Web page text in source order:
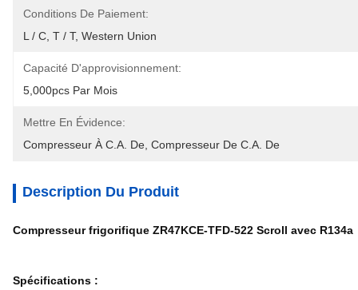
Conditions De Paiement:
L / C, T / T, Western Union
Capacité D'approvisionnement:
5,000pcs Par Mois
Mettre En Évidence:
Compresseur À C.A. De Compresseur De C.A. De
Description Du Produit
Compresseur frigorifique ZR47KCE-TFD-522 Scroll avec R134a
Spécifications :